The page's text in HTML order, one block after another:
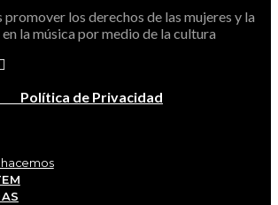
los derechos de las mujeres y la
la música por medio de la cultura
Política de Privacidad